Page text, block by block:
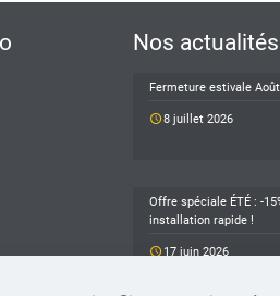
Nos actualités
Fermeture estivale
8 juillet 2026
Offre spéciale ÉTÉ : -
installation rapide !
17 juin 2026